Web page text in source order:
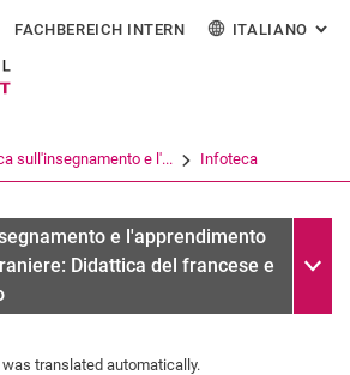
Jump directly to: content
Jump directly to: search
Jump directly to: main
form
Search (opens an external link in a
FACHBEREICH INTERN ITALIANO :
sull'insegnamento e l'... Infoteca
e l'apprendimento
Didattica del francese e
translated automatically.